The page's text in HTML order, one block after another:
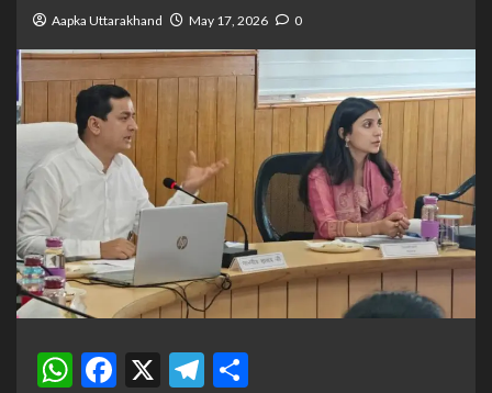
Aapka Uttarakhand May 17, 2026 0
WhatsApp
Facebook
X Telegram